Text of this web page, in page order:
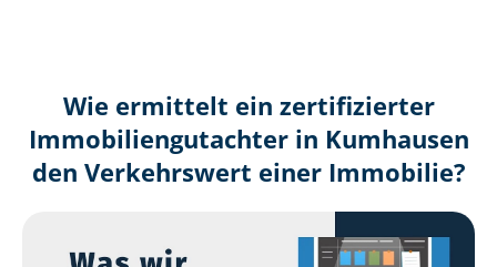
Wie ermittelt ein zertifizierter
Immobilien­gutachter in Kumhausen
den Verkehrswert einer Immobilie?